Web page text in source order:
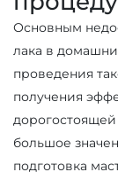
Основным
лака в
проведения
получения
большое
подготовка